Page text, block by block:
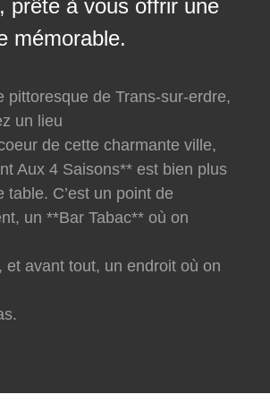
prête à vous offrir une
mémorable.
pittoresque de Trans-sur-erdre,
un lieu
de cette charmante ville,
Aux 4 Saisons** est bien plus
table. C’est un point de
un **Bar Tabac** où on
et avant tout, un endroit où on